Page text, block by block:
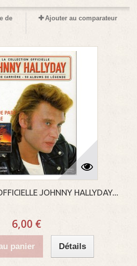
de
Ajouter au comparateur
JOHNNY HALLYDAY...
6,00 €
panier Détails